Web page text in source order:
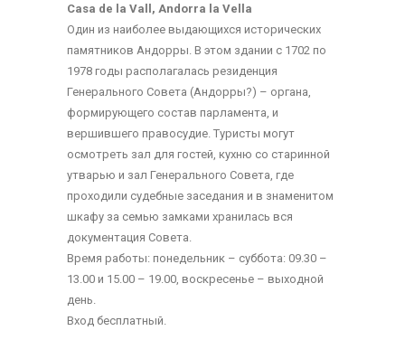
Casa de la Vall, Andorra la Vella
Один из наиболее выдающихся исторических
памятников Андорры. В этом здании с 1702 по
1978 годы располагалась резиденция
Генерального Совета (Андорры?) – органа,
формирующего состав парламента, и
вершившего правосудие. Туристы могут
осмотреть зал для гостей, кухню со старинной
утварью и зал Генерального Совета, где
проходили судебные заседания и в знаменитом
шкафу за семью замками хранилась вся
документация Совета.
Время работы: понeдeльник – субботa: 09.30 –
13.00 и 15.00 – 19.00, воскрeсeньe – выходной
день.
Вход бeсплaтный.